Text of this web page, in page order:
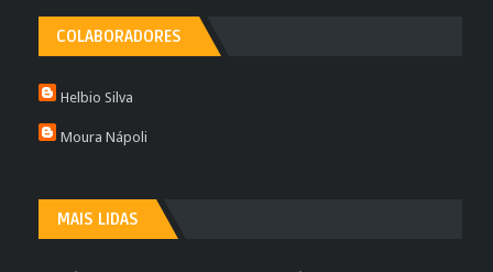
COLABORADORES
Helbio Silva
Moura Nápoli
MAIS LIDAS